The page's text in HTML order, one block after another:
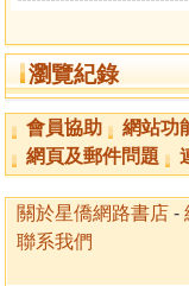
瀏覽紀錄
會員協助 網站功
網頁及郵件問題
關於星僑網路書店 -
聯系我們